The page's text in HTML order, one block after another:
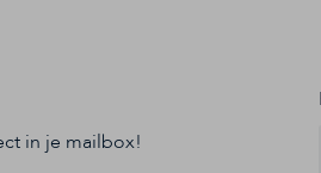
in je mailbox!